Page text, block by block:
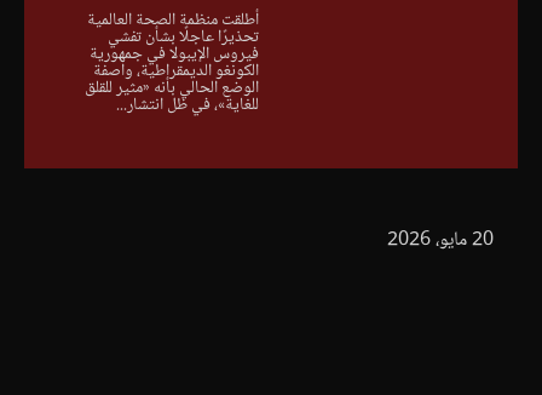
أطلقت منظمة الصحة العالمية
تحذيرًا عاجلًا بشأن تفشي
فيروس الإيبولا في جمهورية
الكونغو الديمقراطية، واصفة
الوضع الحالي بأنه «مثير للقلق
للغاية»، في ظل انتشار...
20 مايو، 2026